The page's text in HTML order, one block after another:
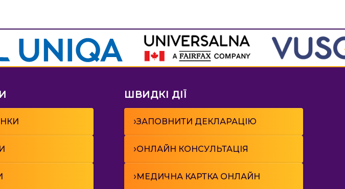
ШВИДКІ ДІЇ
›ЗАПОВНИТИ ДЕКЛАРАЦІЮ
›ОНЛАЙН КОНСУЛЬТАЦІЯ
›МЕДИЧНА КАРТКА ОНЛАЙН